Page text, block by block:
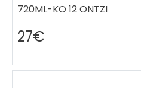
720ML-KO 12 ONTZI
27€